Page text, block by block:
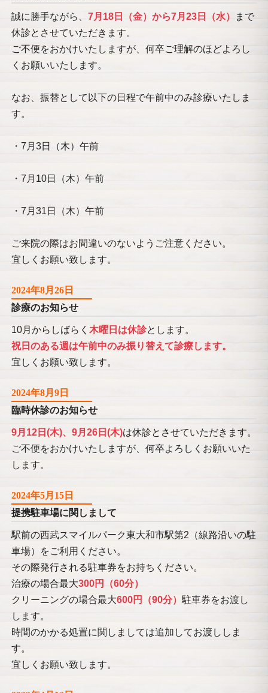
誠に勝手ながら、 7月18日（金）から7月23日（水）
まで
休診とさせていただきます。
ご不便をおかけいたしますが、何卒ご理解のほどよろし
くお願いいたします。
なお、振替として以下の日程で午前中のみ診療いたしま
す。
・7月3日（木）午前
・7月10日（木）午前
・7月31日（木）午前
ご来院の際はお間違いのないようご注意ください。
宜しくお願い致します。
2024年8月26日
診療のお知らせ
10月からしばらく 木曜日は休診とします。
祝日のある週は午前中のみ振り替えて診療します。
宜しくお願い致します。
2024年8月9日
臨時休診のお知らせ
9月12日(木)、9月26日(木)は休診とさせていただきます。
ご不便をおかけいたしますが、何卒よろしくお願いいた
します。
2024年5月15日
提携駐車場に関しまして
駅前の西武スマイルパーク東大和市駅第2（線路沿いの駐
車場）をご利用ください。
その際発行される駐車券をお持ちください。
治療の場合最大300円（60分）
クリーニングの場合最大600円（90分） 駐車券をお渡し
します。
時間のかかる処置に関しましては追加してお渡ししま
す。
宜しくお願い致します。